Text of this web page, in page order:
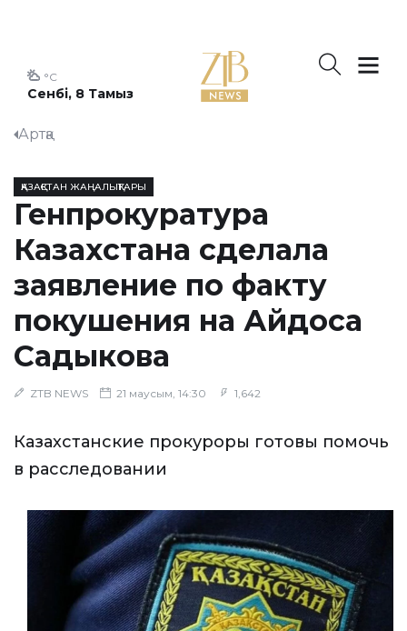
Сенбі, 8 Тамыз
°C
Артқа
ҚАЗАҚСТАН ЖАҢАЛЫҚТАРЫ
Генпрокуратура
Казахстана сделала
заявление по факту
покушения на Айдоса
Садыкова
ZTB NEWS 21 маусым, 14:30 1,642
Казахстанские прокуроры готовы помочь
в расследовании